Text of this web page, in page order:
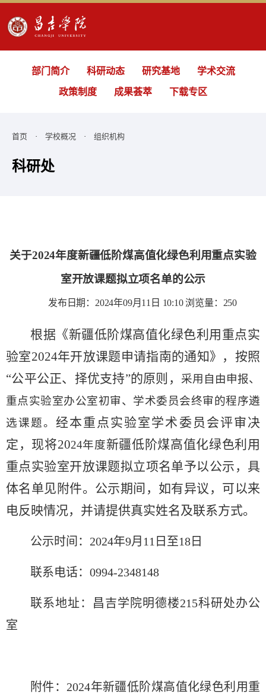
部门简介 科研动态 研究基地 学术交流
政策制度 成果荟萃 下载专区
首页 · 学校概况 · 组织机构
科研处
关于2024年度新疆低阶煤高值化绿色利用重点实验
室开放课题拟立项名单的公示
发布日期：2024年09月11日 10:10 浏览量： 250
根据《新疆低阶煤高值化绿色利用重点实
验室2024年开放课题申请指南的通知》，按照
“公平公正、择优支持”的原则，
采用自由申报、
重点实验室办公室初审、学术委员会终审的程序遴
选课题。 经本重点实验室学术委员会评审决
定，现将2024年度新疆低阶煤高值化绿色利用
重点实验室开放课题拟立项名单予以公示，具
体名单见附件。公示期间，如有异议，可以来
电反映情况，并请提供真实姓名及联系方式。
公示时间：2024年9月11日至18日
联系电话：0994-2348148
联系地址：昌吉学院明德楼215科研处办公
室
附件：2024年新疆低阶煤高值化绿色利用重